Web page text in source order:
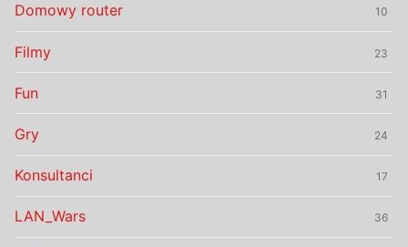
Domowy router 10
Filmy 23
Fun 31
Gry 24
Konsultanci 17
LAN_Wars 36